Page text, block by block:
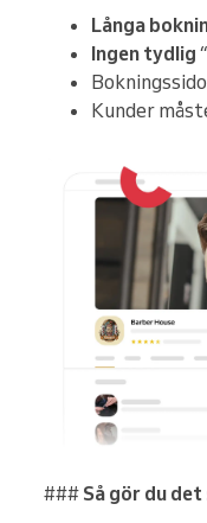
Långa
Ingen tydlig
Kunder
### Så gör du